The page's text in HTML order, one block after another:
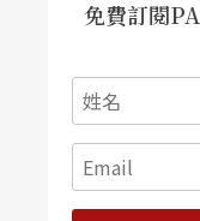
免費訂閱